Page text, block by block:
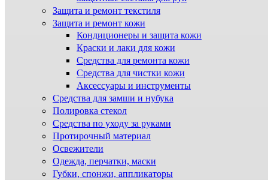
Защита и ремонт текстиля
Защита и ремонт кожи
Кондиционеры и защита кожи
Краски и лаки для кожи
Средства для ремонта кожи
Средства для чистки кожи
Аксессуары и инструменты
Средства для замши и нубука
Полировка стекол
Средства по уходу за руками
Протирочный материал
Освежители
Одежда, перчатки, маски
Губки, спонжи, аппликаторы